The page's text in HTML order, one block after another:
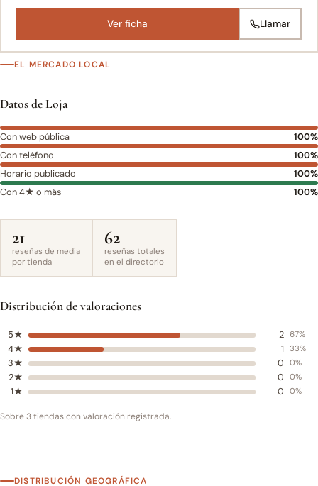
Ver ficha Llamar
EL MERCADO LOCAL
Datos de Loja
Con web pública
100%
Con teléfono
100%
Horario publicado
100%
Con 4★ o más
100%
21
reseñas de media
por tienda
62
reseñas totales
en el directorio
Distribución de valoraciones
5★ 2 67%
4★ 1 33%
3★ 0 0%
2★ 0 0%
1★ 0 0%
Sobre 3 tiendas con valoración registrada.
DISTRIBUCIÓN GEOGRÁFICA